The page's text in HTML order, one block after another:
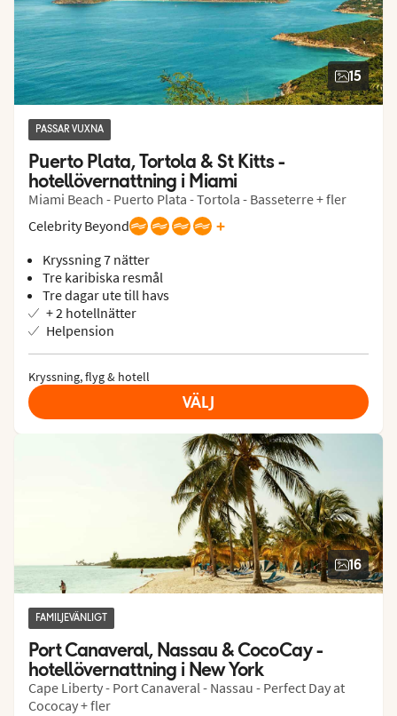
15
PASSAR VUXNA
Puerto Plata, Tortola & St Kitts -
hotellövernattning i Miami
Miami Beach - Puerto Plata - Tortola - Basseterre + fler
Celebrity Beyond
+
Kryssning 7 nätter
Tre karibiska resmål
Tre dagar ute till havs
+ 2 hotellnätter
Helpension
Kryssning, flyg & hotell
VÄLJ
16
FAMILJEVÄNLIGT
Port Canaveral, Nassau & CocoCay -
hotellövernattning i New York
Cape Liberty - Port Canaveral - Nassau - Perfect Day at
Cococay + fler